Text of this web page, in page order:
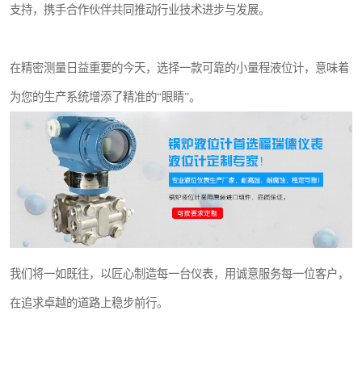
支持，携手合作伙伴共同推动行业技术进步与发展。
在精密测量日益重要的今天，选择一款可靠的小量程液位计，意味着
为您的生产系统增添了精准的“眼睛”。
我们将一如既往，以匠心制造每一台仪表，用诚意服务每一位客户，
在追求卓越的道路上稳步前行。